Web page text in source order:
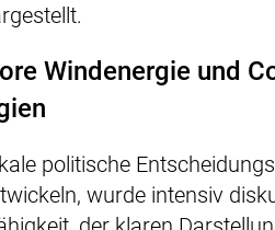
Windenergie und
politische
wurde intensiv